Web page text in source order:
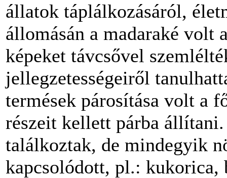
állatok táplálkozásáról,
állomásán a madaraké volt
képeket távcsővel
jellegzetességeiről
termések párosítása volt a
részeit kellett párba
találkoztak, de mindegyik
kapcsolódott, pl.: kukorica,